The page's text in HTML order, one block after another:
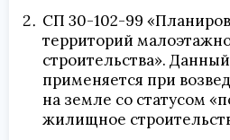
СП 30-102-99
территорий
строительства».
применяется при
на земле со статусом
жилищное